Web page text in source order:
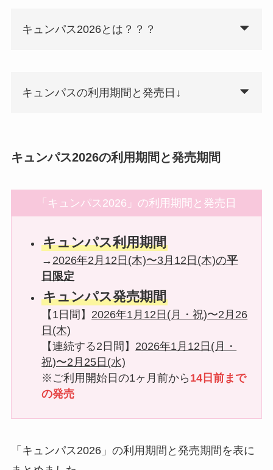
キュンパス2026とは？？？
キュンパスの利用期間と発売日↓
キュンパス2026の利用期間と発売期間
「キュンパス2026」の利用期間と発売日
キュンパス利用期間
→ 2026年2月12日(木)〜3月12日(木)の平
日限定
キュンパス発売期間
【1日間】 2026年1月12日(月・祝)〜2月26
日(木)
【連続する2日間】 2026年1月12日(月・
祝)〜2月25日(水)
※ご利用開始日の1ヶ月前から 14日前まで
の発売
「キュンパス2026」の利用期間と発売期間を表に